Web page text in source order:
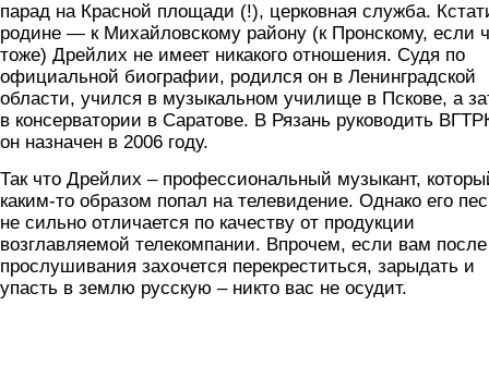
парад на Красной площади (!), церковная служба.
родине — к Михайловскому району (к Пронскому, если
тоже) Дрейлих не имеет никакого отношения. Судя по
официальной биографии, родился он в Ленинградской
области, учился в музыкальном училище в Пскове, а
в консерватории в Саратове. В Рязань руководить
он назначен в 2006 году.
Так что Дрейлих – профессиональный музыкант,
каким-то образом попал на телевидение. Однако его
не сильно отличается по качеству от продукции
возглавляемой телекомпании. Впрочем, если вам после
прослушивания захочется перекреститься, зарыдать и
упасть в землю русскую – никто вас не осудит.